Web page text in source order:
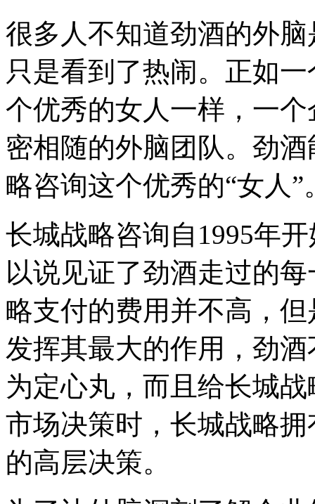
很多人不知道劲酒的外
只是看到了热闹。正如
个优秀的女人一样，一
密相随的外脑团队。劲
略咨询这个优秀的“女人”
长城战略咨询自1995年
以说见证了劲酒走过的
略支付的费用并不高，
发挥其最大的作用，劲
为定心丸，而且给长城
市场决策时，长城战略
的高层决策。